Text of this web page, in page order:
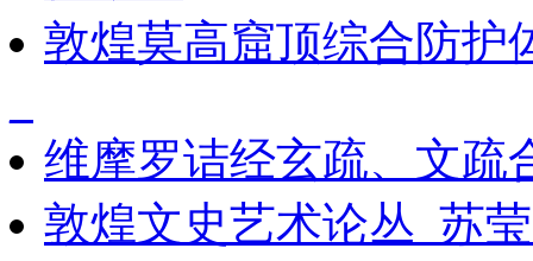
敦煌莫高窟顶综合防护
维摩罗诘经玄疏、文疏
敦煌文史艺术论丛_苏